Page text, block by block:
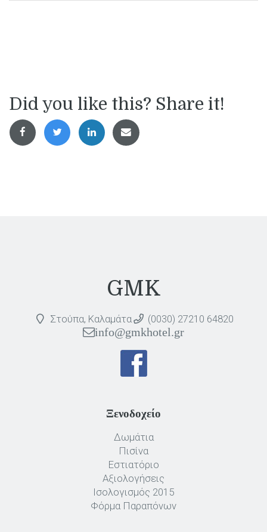
Did you like this? Share it!
GMK
Στούπα, Καλαμάτα
(0030) 27210 64820
info@gmkhotel.gr
Ξενοδοχείο
Δωμάτια
Πισίνα
Εστιατόριο
Αξιολογήσεις
Ισολογισμός 2015
Φόρμα Παραπόνων